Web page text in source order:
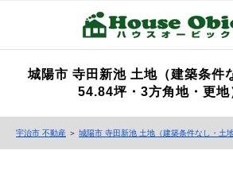
城陽市 寺田新池 土地（建築条件
54.84坪・3方角地・更地
宇治市 不動産 ＞ 城陽市 寺田新池 土地（建築条件なし・土